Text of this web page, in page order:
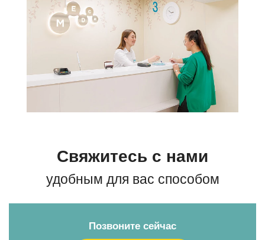
Свяжитесь с нами
удобным для вас способом
Позвоните сейчас